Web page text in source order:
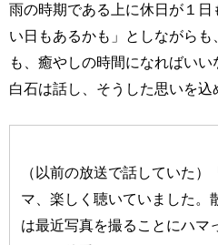
雨の時期である上に休日が１
い日もあるかも」としながら
も、癒やしの時間になればい
白石は話し、そうした思いを込
（以前の放送で話していた
マ、楽しく聴いていました。
は最近写真を撮ることにハマ